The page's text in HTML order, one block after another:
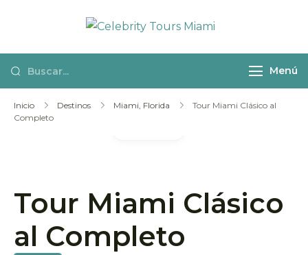
Tours Miami
excursiones en
español porMenú
Inicio Destinos Miami, Florida
Tour Miami Clásico al
Completo
Tour Miami Clásico
al Completo